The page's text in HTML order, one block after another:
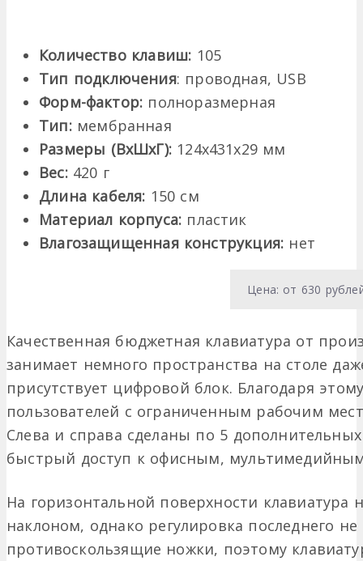
Количество клавиш: 105
Тип подключения: проводная, USB
Форм-фактор: полноразмерная
Тип:мембранная
Размеры (ВхШхГ): 124х431х29 мм
Вес: 420 г
Длина кабеля: 150 см
Материал корпуса: пластик
Влагозащищенная конструкция: нет
Цена: от 630
Качественная бюджетная клавиатура от
занимает немного пространства на столе
присутствует цифровой блок. Благодаря
пользователей с ограниченным рабочим
Слева и справа сделаны по 5
быстрый доступ к офисным,
На горизонтальной поверхности клавиатура
наклоном, однако регулировка последнего
противоскользящие ножки, поэтому